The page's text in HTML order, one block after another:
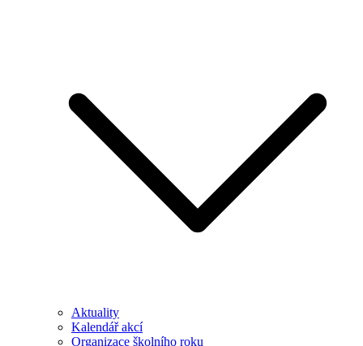
Aktuality
Kalendář akcí
Organizace školního roku